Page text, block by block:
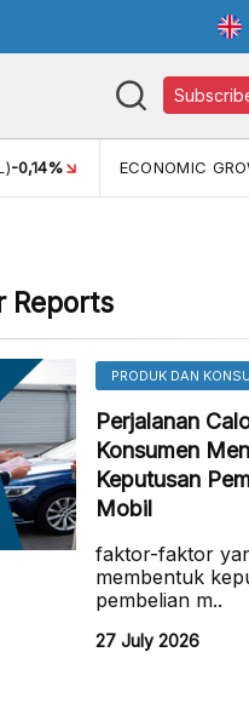
PERTUMBUHAN
Reports
PRODUK DAN
Perjalanan
Konsumen
Keputusan
Mobil
faktor-faktor
membentuk
pembelian m..
27 July 2026